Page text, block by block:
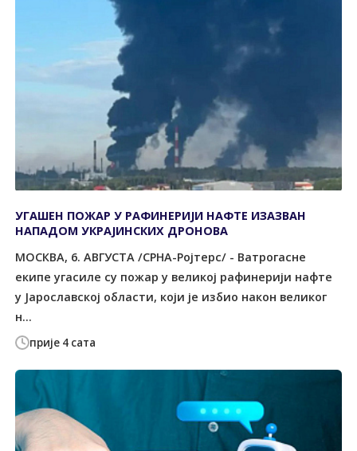
прије 4 сата
УГАШЕН ПОЖАР У РАФИНЕРИЈИ НАФТЕ ИЗАЗВАН
НАПАДОМ УКРАЈИНСКИХ ДРОНОВА
МОСКВА, 6. АВГУСТА /СРНА-Ројтерс/ - Ватрогасне
екипе угасиле су пожар у великој рафинерији нафте
у Јарославској области, који је избио након великог
н...